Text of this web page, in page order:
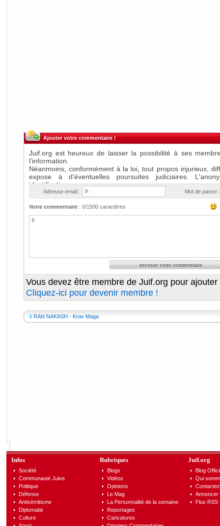
Ajouter votre commentaire !
Adresse email : Mot de passe :
Votre commentaire: 0/1500 caractères
Vous devez être membre de Juif.org pour
Cliquez-ici pour devenir membre !
RAN NAKASH - Krav Maga
Infos
Société
Communauté Juive
Politique
Défense
Antisémitisme
Diplomatie
Culture
Rubriques
Blogs
Vidéos
Opinions
Le Mag
La Personnalité de la semaine
Reportages
Caricatures
Juif.org
Blog
Qui
Annoncer
Flux RSS